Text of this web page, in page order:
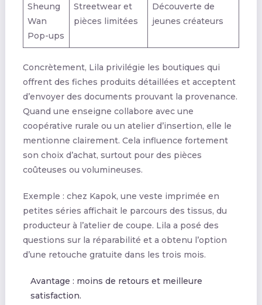
Sheung
Wan
Pop-ups
Streetwear et
pièces limitées
Découverte de
jeunes créateurs
Concrètement, Lila privilégie les boutiques qui
offrent des fiches produits détaillées et acceptent
d’envoyer des documents prouvant la provenance.
Quand une enseigne collabore avec une
coopérative rurale ou un atelier d’insertion, elle le
mentionne clairement. Cela influence fortement
son choix d’achat, surtout pour des pièces
coûteuses ou volumineuses.
Exemple : chez Kapok, une veste imprimée en
petites séries affichait le parcours des tissus, du
producteur à l’atelier de coupe. Lila a posé des
questions sur la réparabilité et a obtenu l’option
d’une retouche gratuite dans les trois mois.
Avantage : moins de retours et meilleure
satisfaction.